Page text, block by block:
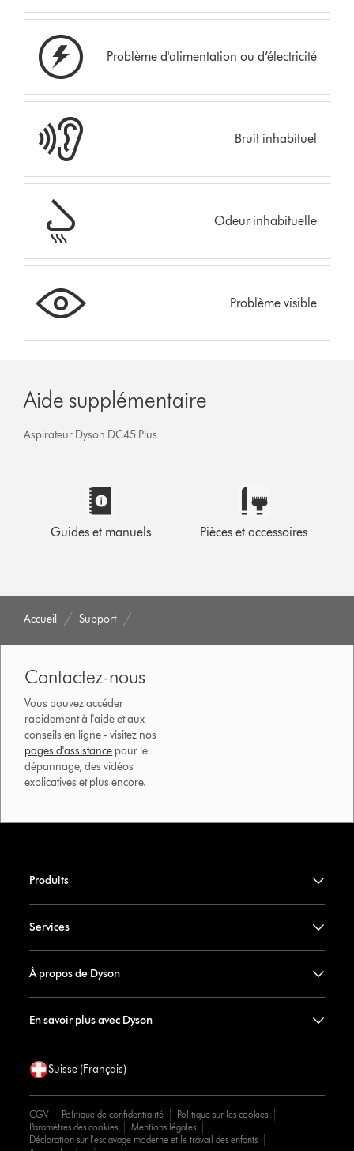
Problème d'alimentation ou d’électricité
Bruit inhabituel
Odeur inhabituelle
Problème visible
Aide supplémentaire
Aspirateur Dyson DC45 Plus
Guides et manuels Pièces et accessoires
Accueil Support
Contactez-nous
Vous pouvez accéder
rapidement à l'aide et aux
conseils en ligne - visitez nos
pages d'assistance pour le
dépannage, des vidéos
explicatives et plus encore.
Produits
Services
À propos de Dyson
En savoir plus avec Dyson
Suisse (Français)
CGV Politique de confidentialité
Politique sur les cookies
Paramètres des cookies
Mentions légales
Déclaration sur l'esclavage moderne et le travail des enfants